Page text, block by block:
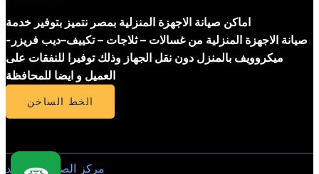
اماكن صيانة الاجهزة المنزلية بمصر نتميز بتوفير خدمة
صيانة الاجهزة المنزلية من غسالات – ثلاجات – تكييف–ديب فريزر-
ميكروويف بالمنزل دون نقل الجهاز وذلك توفيرا للنفقات على
العميل و ايضا للمحافظة
الخط الساخن
مركز الصيانة المعتمد